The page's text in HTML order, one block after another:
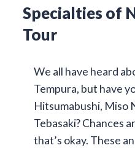
Specialties of
Tour
We all have heard
Tempura, but have
Hitsumabushi, Miso
Tebasaki? Chances
that’s okay. These